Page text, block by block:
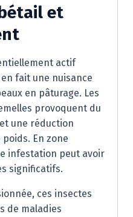
et
actif
fait une nuisance
en pâturage. Les
provoquent du
une réduction
En zone
infestation peut avoir
significatifs.
ces insectes
de maladies